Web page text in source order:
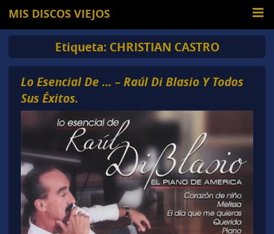
MIS DISCOS VIEJOS
Etiqueta: CHRISTIAN CASTRO
Lo Esencial De … – Raúl Di Blasio Y Todos
Sus Éxitos.